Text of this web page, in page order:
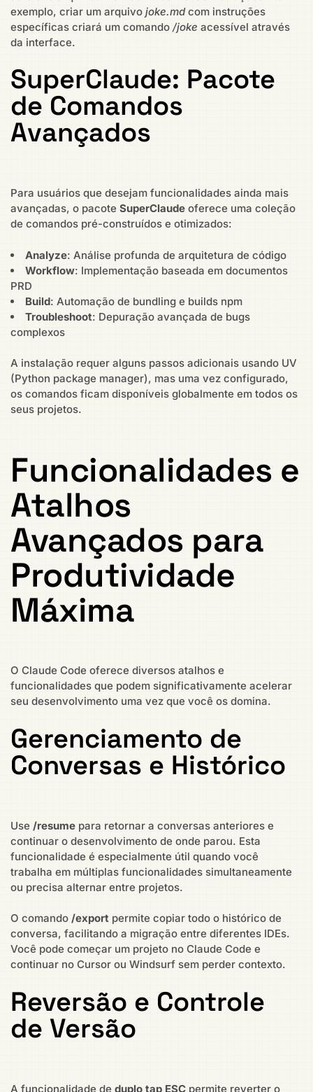
exemplo, criar um arquivo joke.mdcom instruções
específicas criará um comando /joke acessível através
da interface.
SuperClaude: Pacote
de Comandos
Avançados
Para usuários que desejam funcionalidades ainda mais
avançadas, o pacote SuperClaude oferece uma coleção
de comandos pré-construídos e otimizados:
Analyze: Análise profunda de arquitetura de código
Workflow: Implementação baseada em documentos
PRD
Build: Automação de bundling e builds npm
Troubleshoot: Depuração avançada de bugs
complexos
A instalação requer alguns passos adicionais usando UV
(Python package manager), mas uma vez configurado,
os comandos ficam disponíveis globalmente em todos os
seus projetos.
Funcionalidades e
Atalhos
Avançados para
Produtividade
Máxima
O Claude Code oferece diversos atalhos e
funcionalidades que podem significativamente acelerar
seu desenvolvimento uma vez que você os domina.
Gerenciamento de
Conversas e Histórico
Use /resume para retornar a conversas anteriores e
continuar o desenvolvimento de onde parou. Esta
funcionalidade é especialmente útil quando você
trabalha em múltiplas funcionalidades simultaneamente
ou precisa alternar entre projetos.
O comando /export permite copiar todo o histórico de
conversa, facilitando a migração entre diferentes IDEs.
Você pode começar um projeto no Claude Code e
continuar no Cursor ou Windsurf sem perder contexto.
Reversão e Controle
de Versão
A funcionalidade de duplo tap ESC permite reverter o